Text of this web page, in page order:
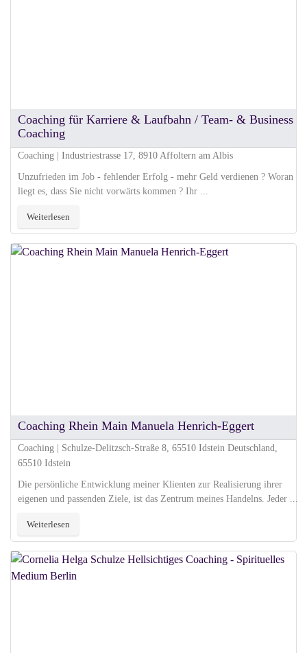
Coaching für Karriere & Laufbahn / Team- & Business
Coaching
Coaching | Industriestrasse 17, 8910 Affoltern am Albis
Unzufrieden im Job - fehlender Erfolg - mehr Geld verdienen ? Woran
liegt es, dass Sie nicht vorwärts kommen ? Ihr ...
Weiterlesen
Coaching Rhein Main Manuela Henrich-Eggert
Coaching | Schulze-Delitzsch-Straße 8, 65510 Idstein Deutschland,
65510 Idstein
Die persönliche Entwicklung meiner Klienten zur Realisierung ihrer
eigenen und passenden Ziele, ist das Zentrum meines Handelns. Jeder ...
Weiterlesen